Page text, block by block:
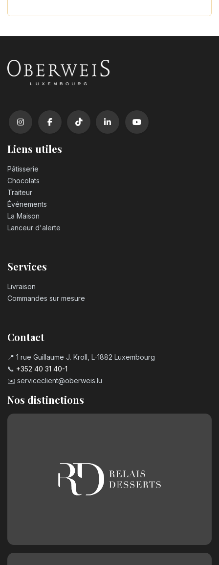
Liens utiles
Pâtisserie
Chocolats
Traiteur
Événements
La Maison
Lanceur d'alerte
Services
Livraison
Commandes sur mesure
Contact
📍 1 rue Guillaume J. Kroll, L-1882 Luxembourg
📞 +352 40 31 40-1
✉️ serviceclient@oberweis.lu
Nos distinctions